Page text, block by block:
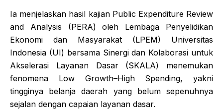
Ia menjelaskan hasil kajian Public Expenditure Review
and Analysis (PERA) oleh Lembaga Penyelidikan
Ekonomi dan Masyarakat (LPEM) Universitas
Indonesia (UI) bersama Sinergi dan Kolaborasi untuk
Akselerasi Layanan Dasar (SKALA) menemukan
fenomena Low Growth–High Spending, yakni
tingginya belanja daerah yang belum sepenuhnya
sejalan dengan capaian layanan dasar.